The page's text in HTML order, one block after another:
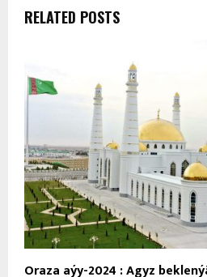
RELATED POSTS
Oraza aýy-2024 : Agyz